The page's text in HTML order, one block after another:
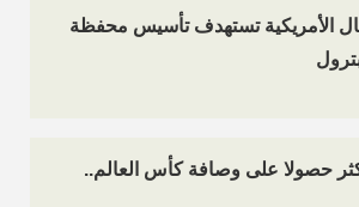
الأمريكية تستهدف تأسيس محفظة
حصولا على وصافة كأس العالم..